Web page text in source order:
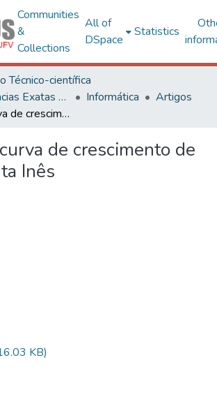
Communities
&
Collections
All of
DSpace
Statistics
Técnico-científica
Centro de Ciências Exatas e Tecnológicas
Informática
Artigos
Estudo da curva de crescimento de ovinos Santa Inês
de crescimento de
Inês
KB)